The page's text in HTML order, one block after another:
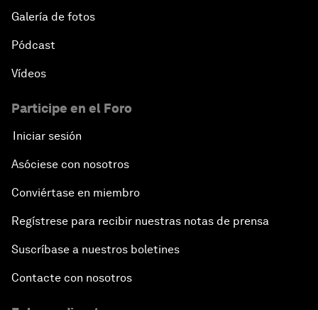
Galería de fotos
Pódcast
Vídeos
Participe en el Foro
Iniciar sesión
Asóciese con nosotros
Conviértase en miembro
Regístrese para recibir nuestras notas de prensa
Suscríbase a nuestros boletines
Contacte con nosotros